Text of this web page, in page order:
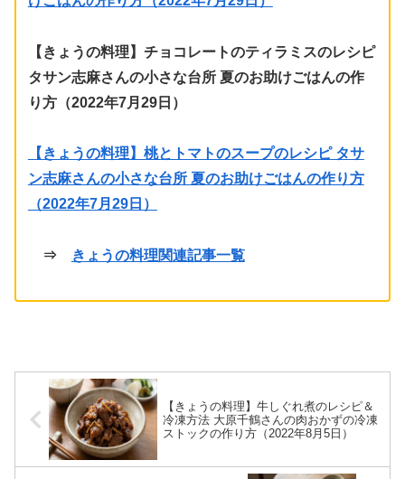
【きょうの料理】チョコレートのティラミスのレシピ
タサン志麻さんの小さな台所 夏のお助けごはんの作
り方（2022年7月29日）
【きょうの料理】桃とトマトのスープのレシピ タサ
ン志麻さんの小さな台所 夏のお助けごはんの作り方
（2022年7月29日）
⇒ きょうの料理関連記事一覧
【きょうの料理】牛しぐれ煮のレシピ＆
冷凍方法 大原千鶴さんの肉おかずの冷凍
ストックの作り方（2022年8月5日）